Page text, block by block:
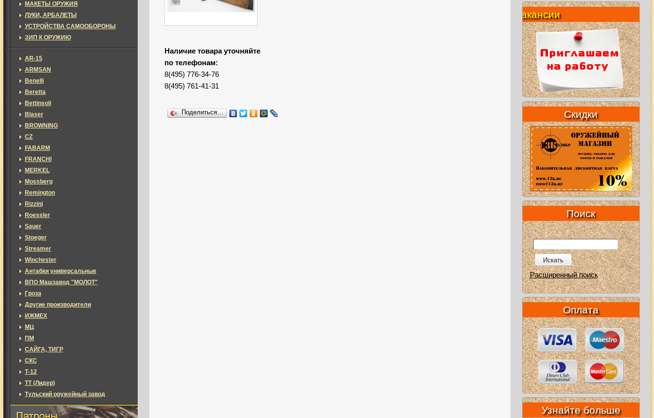
Наличие товара уточняйте
по телефонам:
8(495) 776-34-76
8(495) 761-41-31
Поделиться…
МАКЕТЫ ОРУЖИЯ
ЛУКИ, АРБАЛЕТЫ
УСТРОЙСТВА САМООБОРОНЫ
ЗИП К ОРУЖИЮ
AR-15
ARMSAN
Benelli
Beretta
Bettinsoli
Blaser
BROWNING
CZ
FABARM
FRANCHI
MERKEL
Mossberg
Remington
Rizzini
Roessler
Sauer
Stoeger
Streamer
Winchester
Антабки универсальные
ВПО Машзавод "МОЛОТ"
Гроза
Другие производители
ИЖМЕХ
МЦ
ПМ
САЙГА, ТИГР
СКС
Т-12
ТТ (Лидер)
Тульский оружейный завод
Вакансии
Скидки
Поиск
Искать
Расширенный поиск
Оплата
Узнайте больше